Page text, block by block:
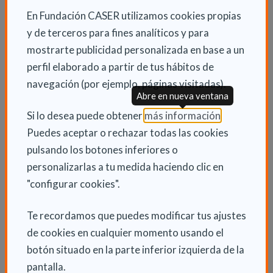
En Fundación CASER utilizamos cookies propias
y de terceros para fines analíticos y para
mostrarte publicidad personalizada en base a un
perfil elaborado a partir de tus hábitos de
navegación (por ejemplo, páginas visitadas).
Si lo desea puede obtener más información
Puedes aceptar o rechazar todas las cookies
pulsando los botones inferiores o
personalizarlas a tu medida haciendo clic en
"configurar cookies".
Te recordamos que puedes modificar tus ajustes
de cookies en cualquier momento usando el
botón situado en la parte inferior izquierda de la
pantalla.
Abre en nueva ventana
profesionales. Las tres entidades recuerdan que los
profesionales sanitarios tienen una doble
responsabilidad en la promoción de la vacunación:
recomendarla activamente a los pacientes en todos
los niveles asistenciales -hospitalario, ambulatorio y
de urgencias-, e incluirla expresamente en las notas de
alta hospitalaria o en los informes clínicos cuando
corresponda.
Asimismo, instan a los propios profesionales a
vacunarse, como grupo con mayor riesgo de contraer
inmunización contribuye a proteger también a los
pacientes, en especial a los más vulnerables.